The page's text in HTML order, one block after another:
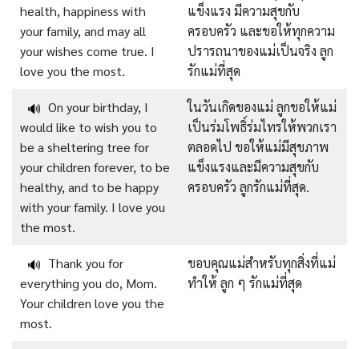
health, happiness with
your family, and may all
your wishes come true. I
love you the most.
แข็งแรง มีความสุขกับ
ครอบครัว และขอให้ทุกความ
ปรารถนาของแม่เป็นจริง ลูก
รักแม่ที่สุด
🔊 On your birthday, I
would like to wish you to
be a sheltering tree for
your children forever, to be
healthy, and to be happy
with your family. I love you
the most.
ในวันเกิดของแม่ ลูกขอให้แม่
เป็นร่มโพธิ์ร่มไทรให้พวกเรา
ตลอดไป ขอให้แม่มีสุขภาพ
แข็งแรงและมีความสุขกับ
ครอบครัว ลูกรักแม่ที่สุด.
🔊 Thank you for
everything you do, Mom.
Your children love you the
most.
ขอบคุณแม่สำหรับทุกสิ่งที่แม่
ทำให้ ลูก ๆ รักแม่ที่สุด